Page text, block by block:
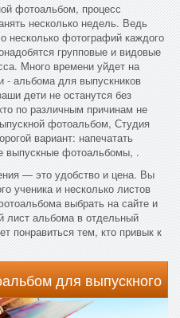
фотоальбом, процесс
несколько недель. Ведь
несколько фотографий каждого
групповые и видовые
Много времени уйдет на
- альбома для выпускников
дети не останутся без
по различным причинам не
фотоальбом, Студия
вариант: напечатать
выпускные фотоальбомы, .
— это удобство и цена. Вы
ученика и несколько листов
выбрать на сайте и
лист альбома в отдельный
понравиться тем, кто привык к
для выпускного